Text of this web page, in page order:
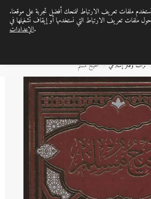
0
الحكمة والمعرفة التي تثري حياتنا، وتزيدها قيمة وعمقًا
تراث وفكر إسلامي / صحيح مسلم
ملفات تعريف الارتباط لنمنحك أفضل تجربة على موقعنا.
ملفات تعريف الارتباط التي نستخدمها أو إيقاف تشغيلها في
الإعدادات.